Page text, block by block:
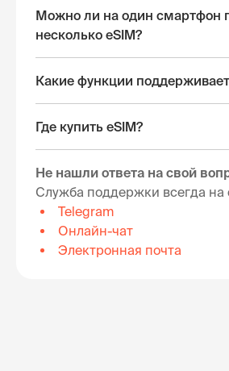
Можно ли на один смартфон
несколько eSIM?
Какие функции
Где купить eSIM?
Не нашли ответа на свой
Служба поддержки всегда на
Telegram
Онлайн-чат
Электронная почта